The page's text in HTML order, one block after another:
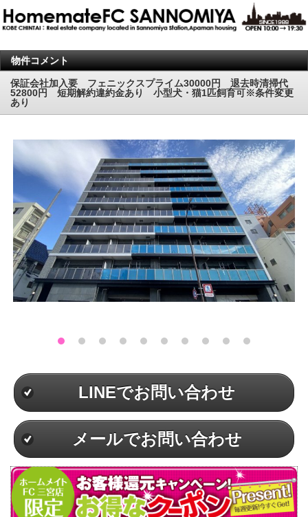
物件コメント
保証会社加入要 フェニックスプライム30000円 退去時清掃代
52800円 短期解約違約金あり 小型犬・猫1匹飼育可※条件変更
あり
LINEでお問い合わせ
メールでお問い合わせ